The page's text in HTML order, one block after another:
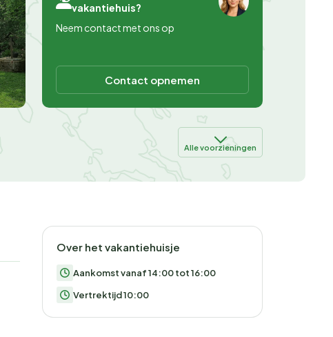
vakantiehuis?
Neem contact met ons op
Contact opnemen
Alle voorzieningen
Over het vakantiehuisje
Aankomst vanaf 14:00 tot 16:00
Vertrektijd 10:00